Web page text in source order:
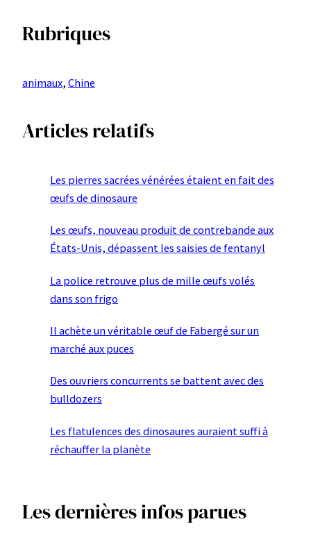
Rubriques
animaux, Chine
Articles relatifs
Les pierres sacrées vénérées étaient en fait des
œufs de dinosaure
Les œufs, nouveau produit de contrebande aux
États-Unis, dépassent les saisies de fentanyl
La police retrouve plus de mille œufs volés
dans son frigo
Il achète un véritable œuf de Fabergé sur un
marché aux puces
Des ouvriers concurrents se battent avec des
bulldozers
Les flatulences des dinosaures auraient suffi à
réchauffer la planète
Les dernières infos parues